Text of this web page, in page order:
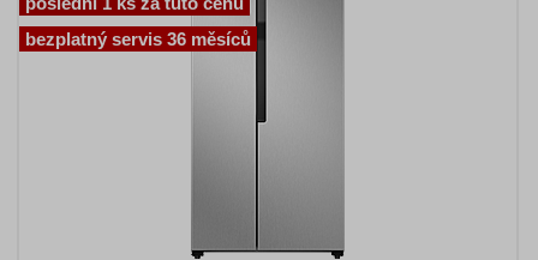
bezplatný servis 36 měsíců